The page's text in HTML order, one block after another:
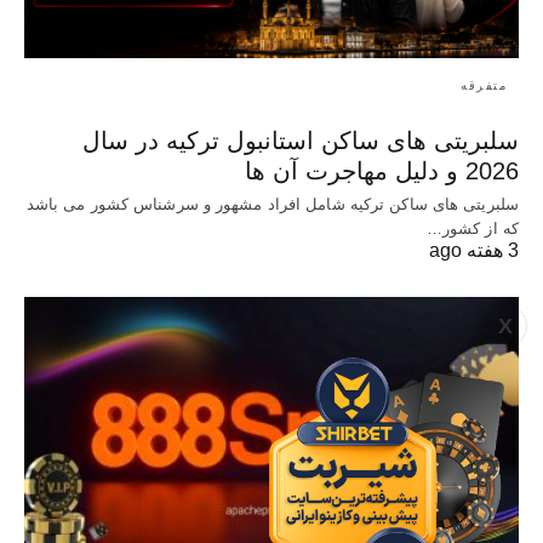
X
متفرقه
سلبریتی های ساکن استانبول ترکیه در سال
2026 و دلیل مهاجرت آن ها
سلبریتی های ساکن ترکیه شامل افراد مشهور و سرشناس کشور می باشد
که از کشور…
3 هفته ago